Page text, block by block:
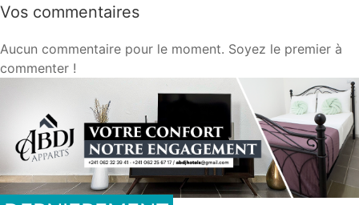
Vos commentaires
Aucun commentaire pour le moment. Soyez le premier à
commenter !